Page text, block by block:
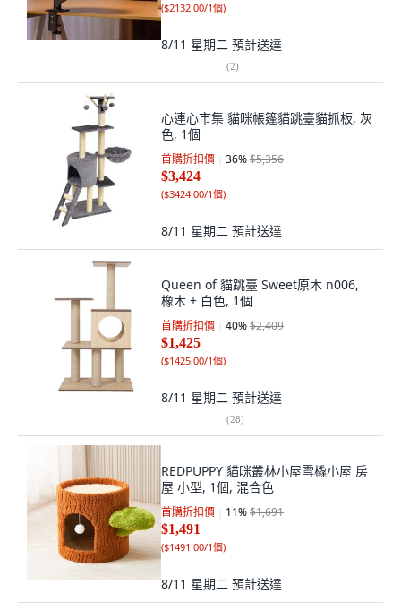
($2132.00/1個)
8/11 星期二 預計送達
(2)
心連心市集 貓咪帳篷貓跳臺貓抓板, 灰
色, 1個
首購折扣價 36%$5,356
$3,424
($3424.00/1個)
8/11 星期二 預計送達
Queen of 貓跳臺 Sweet原木 n006,
橡木 + 白色, 1個
首購折扣價 40%$2,409
$1,425
($1425.00/1個)
8/11 星期二 預計送達
(28)
REDPUPPY 貓咪叢林小屋雪橇小屋 房
屋 小型, 1個, 混合色
首購折扣價 11%$1,691
$1,491
($1491.00/1個)
8/11 星期二 預計送達